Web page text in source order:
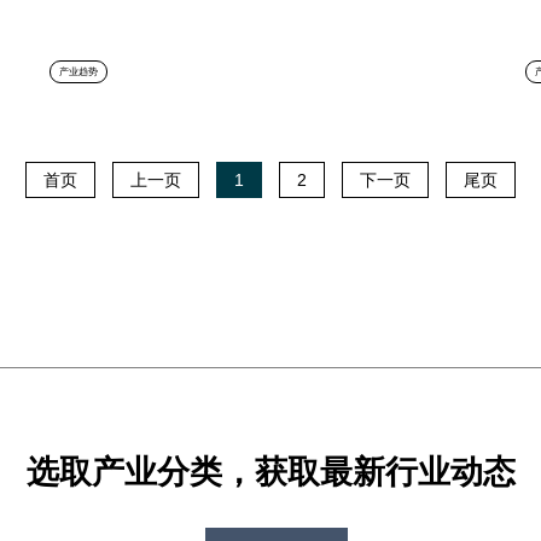
产业趋势
首页 上一页 1 2 下一页 尾页
选取产业分类，获取最新行业动态